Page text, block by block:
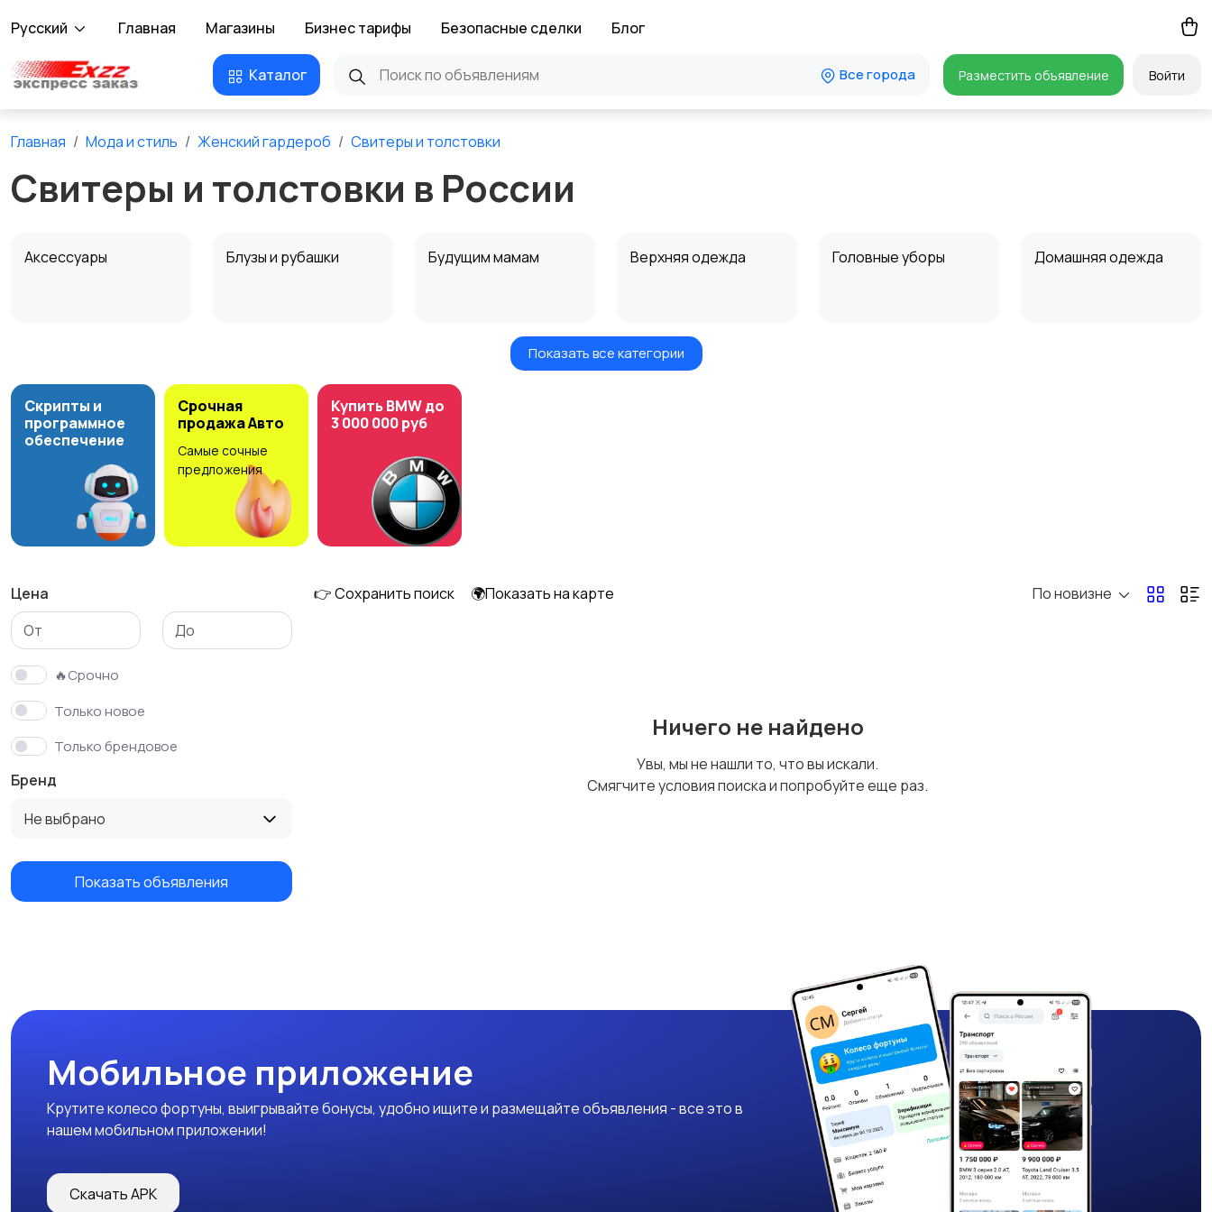
Русский Главная Магазины Бизнес тарифы Безопасные сделки Блог
Каталог Все города Разместить объявление Войти
Главная Мода и стиль Женский гардероб Свитеры и толстовки
Свитеры и толстовки в России
Аксессуары Блузы и рубашки Будущим мамам Верхняя одежда Головные уборы Домашняя одежда
Нижнее белье Обувь
Свитеры и толстовки Спортивная одежда Футболки и топы
Показать все категории
Скрипты и
программное
обеспечение
Срочная
продажа Авто
Самые сочные
предложения
Купить BMW до
3 000 000 руб
Цена
🔥Срочно
Только новое
Только брендовое
Бренд
Не выбрано
Показать объявления
👉 Сохранить поиск 🌍Показать на карте По новизне
Ничего не найдено
Увы, мы не нашли то, что вы искали.
Смягчите условия поиска и попробуйте еще раз.
Мобильное приложение
Крутите колесо фортуны, выигрывайте бонусы, удобно ищите и размещайте объявления - все это в
нашем мобильном приложении!
Скачать APK